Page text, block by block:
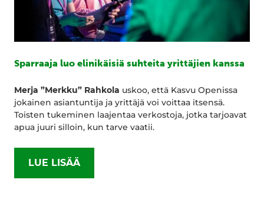
Sparraaja luo elinikäisiä suhteita yrittäjien kanssa
Merja ”Merkku” Rahkola uskoo, että Kasvu Openissa
jokainen asiantuntija ja yrittäjä voi voittaa itsensä.
Toisten tukeminen laajentaa verkostoja, jotka tarjoavat
apua juuri silloin, kun tarve vaatii.
LUE LISÄÄ